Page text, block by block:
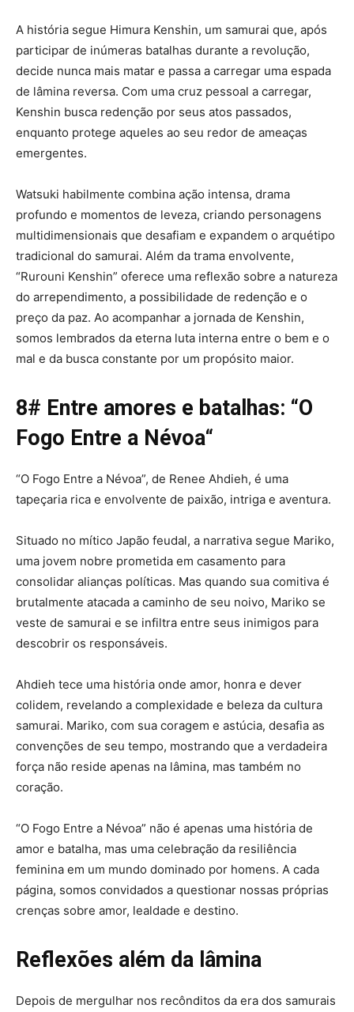
A história segue Himura Kenshin, um samurai que, após
participar de inúmeras batalhas durante a revolução,
decide nunca mais matar e passa a carregar uma espada
de lâmina reversa. Com uma cruz pessoal a carregar,
Kenshin busca redenção por seus atos passados,
enquanto protege aqueles ao seu redor de ameaças
emergentes.
Watsuki habilmente combina ação intensa, drama
profundo e momentos de leveza, criando personagens
multidimensionais que desafiam e expandem o arquétipo
tradicional do samurai. Além da trama envolvente,
“Rurouni Kenshin” oferece uma reflexão sobre a natureza
do arrependimento, a possibilidade de redenção e o
preço da paz. Ao acompanhar a jornada de Kenshin,
somos lembrados da eterna luta interna entre o bem e o
mal e da busca constante por um propósito maior.
8# Entre amores e batalhas: “O
Fogo Entre a Névoa“
“O Fogo Entre a Névoa”, de Renee Ahdieh, é uma
tapeçaria rica e envolvente de paixão, intriga e aventura.
Situado no mítico Japão feudal, a narrativa segue Mariko,
uma jovem nobre prometida em casamento para
consolidar alianças políticas. Mas quando sua comitiva é
brutalmente atacada a caminho de seu noivo, Mariko se
veste de samurai e se infiltra entre seus inimigos para
descobrir os responsáveis.
Ahdieh tece uma história onde amor, honra e dever
colidem, revelando a complexidade e beleza da cultura
samurai. Mariko, com sua coragem e astúcia, desafia as
convenções de seu tempo, mostrando que a verdadeira
força não reside apenas na lâmina, mas também no
coração.
“O Fogo Entre a Névoa” não é apenas uma história de
amor e batalha, mas uma celebração da resiliência
feminina em um mundo dominado por homens. A cada
página, somos convidados a questionar nossas próprias
crenças sobre amor, lealdade e destino.
Reflexões além da lâmina
Depois de mergulhar nos recônditos da era dos samurais